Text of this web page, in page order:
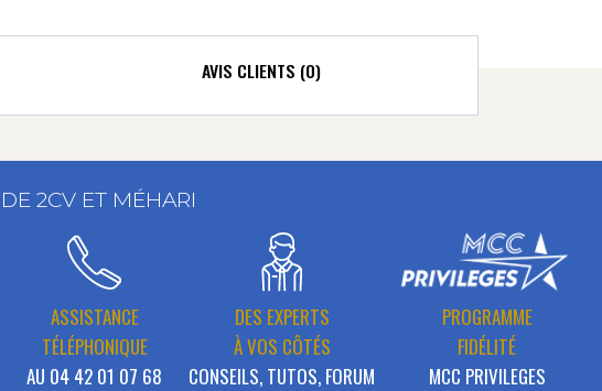
AVIS CLIENTS (0)
DE 2CV ET MÉHARI
ASSISTANCE
TÉLÉPHONIQUE
AU 04 42 01 07 68
DES EXPERTS
À VOS CÔTÉS
CONSEILS, TUTOS, FORUM
PROGRAMME
FIDÉLITÉ
MCC PRIVILEGES